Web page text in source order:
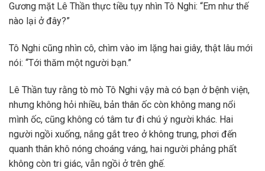
Gương mặt Lê Thần thực tiều tụy nhìn Tô Nghi: “Em như thế
nào lại ở đây?”
Tô Nghi cũng nhìn cô, chìm vào im lặng hai giây, thật lâu mới
nói: “Tới thăm một người bạn.”
Lê Thần tuy rằng tò mò Tô Nghi vậy mà có bạn ở bệnh viện,
nhưng không hỏi nhiều, bản thân ốc còn không mang nổi
mình ốc, cũng không có tâm tư đi chú ý người khác. Hai
người ngồi xuống, nắng gắt treo ở không trung, phơi đến
quanh thân khô nóng choáng váng, hai người phảng phất
không còn tri giác, vẫn ngồi ở trên ghế.